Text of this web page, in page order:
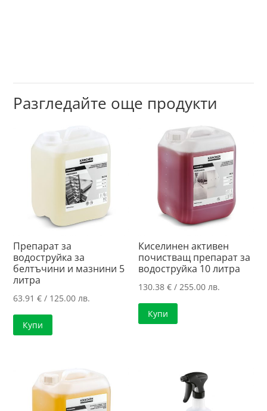
Разгледайте още продукти
Препарат за
водоструйка за
белтъчини и мазнини 5
литра
63.91€ / 125.00 лв.
Купи
Киселинен активен
почистващ препарат за
водоструйка 10 литра
130.38€ / 255.00 лв.
Купи